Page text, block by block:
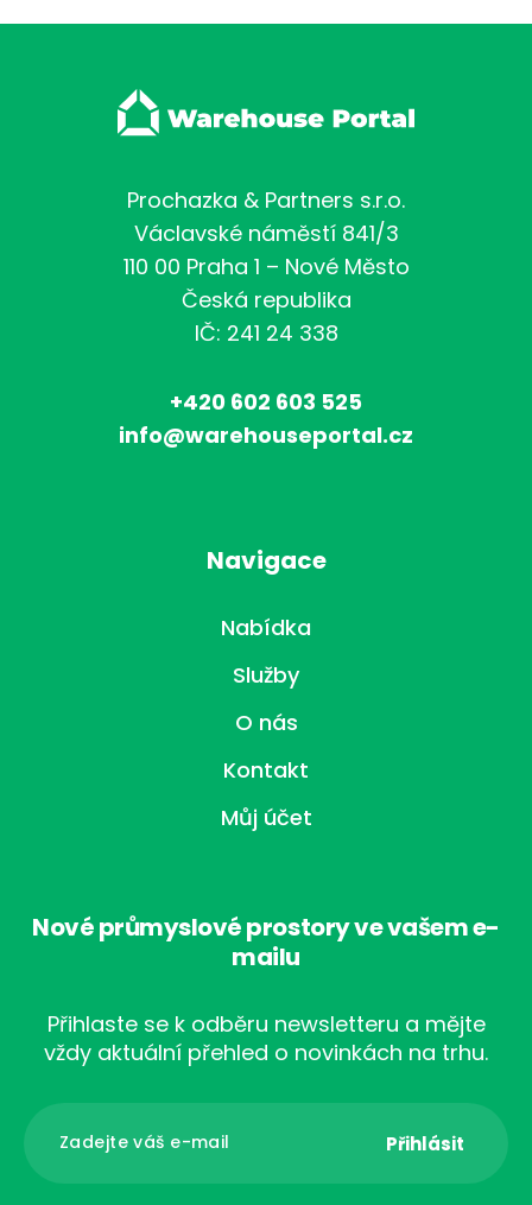
Prochazka & Partners s.r.o.
Václavské náměstí 841/3
110 00 Praha 1 – Nové Město
Česká republika
IČ: 241 24 338
+420 602 603 525
info@warehouseportal.cz
Navigace
Nabídka
Služby
O nás
Kontakt
Můj účet
Nové průmyslové prostory ve vašem e-
mailu
Přihlaste se k odběru newsletteru a mějte
vždy aktuální přehled o novinkách na trhu.